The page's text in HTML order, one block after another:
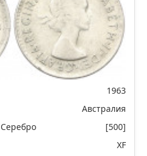
1963
Австралия
Серебро
[500]
XF